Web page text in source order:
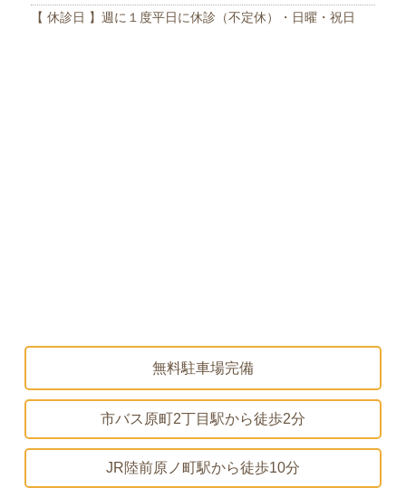
【 休診日 】週に１度平日に休診（不定休）・日曜・祝日
無料駐車場完備
市バス原町2丁目駅から徒歩2分
JR陸前原ノ町駅から徒歩10分